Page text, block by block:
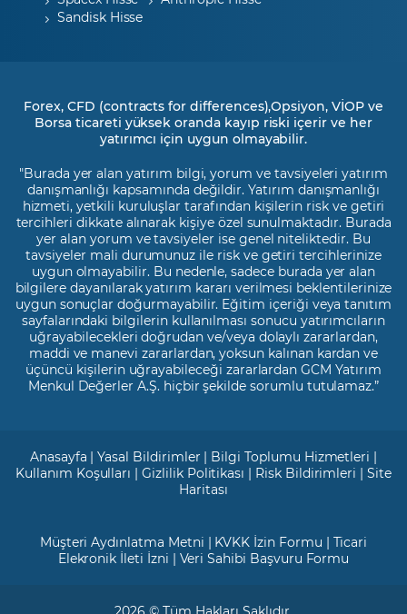
Sandisk Hisse
Forex, CFD (contracts for differences),Opsiyon, VİOP ve
Borsa ticareti yüksek oranda kayıp riski içerir ve her
yatırımcı için uygun olmayabilir.
"Burada yer alan yatırım bilgi, yorum ve tavsiyeleri yatırım
danışmanlığı kapsamında değildir. Yatırım danışmanlığı
hizmeti, yetkili kuruluşlar tarafından kişilerin risk ve getiri
tercihleri dikkate alınarak kişiye özel sunulmaktadır. Burada
yer alan yorum ve tavsiyeler ise genel niteliktedir. Bu
tavsiyeler mali durumunuz ile risk ve getiri tercihlerinize
uygun olmayabilir. Bu nedenle, sadece burada yer alan
bilgilere dayanılarak yatırım kararı verilmesi beklentilerinize
uygun sonuçlar doğurmayabilir. Eğitim içeriği veya tanıtım
sayfalarındaki bilgilerin kullanılması sonucu yatırımcıların
uğrayabilecekleri doğrudan ve/veya dolaylı zararlardan,
maddi ve manevi zararlardan, yoksun kalınan kardan ve
üçüncü kişilerin uğrayabileceği zararlardan GCM Yatırım
Menkul Değerler A.Ş. hiçbir şekilde sorumlu tutulamaz.”
Anasayfa |Yasal Bildirimler | Bilgi Toplumu Hizmetleri |
Kullanım Koşulları |Gizlilik Politikası | Risk Bildirimleri |Site
Haritası
Müşteri Aydınlatma Metni | KVKK İzin Formu | Ticari
Elekronik İleti İzni | Veri Sahibi Başvuru Formu